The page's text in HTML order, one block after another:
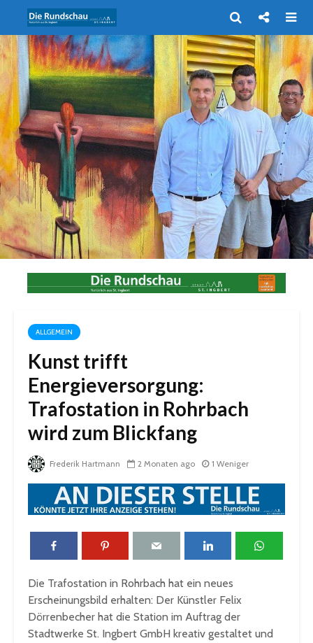
ALLGEMEIN
Kunst trifft
Energieversorgung:
Trafostation in Rohrbach
wird zum Blickfang
Frederik Hartmann 2 Monaten ago 1 Weniger
Die Trafostation in Rohrbach hat ein neues
Erscheinungsbild erhalten: Der Künstler Felix
Dörrenbecher hat die Station im Auftrag der
Stadtwerke St. Ingbert GmbH kreativ gestaltet und